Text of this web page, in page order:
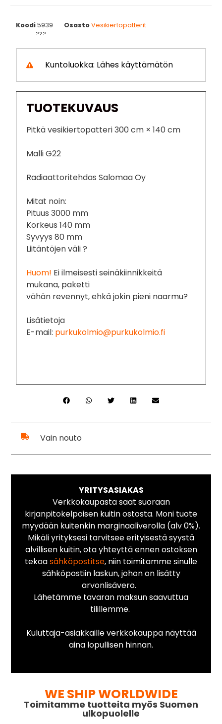
Koodi5939 OsastoVesikiertopatterit
???
Kuntoluokka: Lähes käyttämätön
TUOTEKUVAUS
Pitkä vesikiertopatteri 300 cm × 140 cm
Malli G22
Radiaattoritehdas Salomaa Oy
Mitat noin:
Pituus 3000 mm
Korkeus 140 mm
Syvyys 80 mm
Liitäntöjen väli ?
Huom! Ei ilmeisesti seinäkiinnikkeitä
mukana, paketti
vähän revennyt, ehkä jokin pieni naarmu?
Lisätietoja
E-mail: purkukolmio@purkukolmio.fi
Vain nouto
YRITYSASIAKAS
Verkkokaupasta saat suoraan
kirjanpitokelpoisen kuitin ostosta. Moni tuote
myydään kuitenkin marginaaliverolla (alv 0%).
Mikäli yrityksesi tarvitsee erityisestä syystä
alvillisen kuitin, ota yhteyttä ennen ostoksen
tekoasähköpostitse, niin toimitamme sinulle
sähköpostiin laskun, johon on lisätty
arvonlisävero.
Lähetämme tavaran maksun saavuttua
tilillemme.
Kuluttaja-asiakkaille verkkokauppa näyttää
aina lopullisen hinnan.
WE SHIP WORLDWIDE
Toimitamme tuotteita myös Suomen
ulkopuolelle